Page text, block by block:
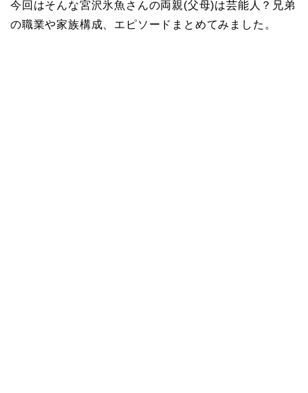
今回はそんな宮沢氷魚さんの両親(父母)は芸能人？兄弟
の職業や家族構成、エピソードまとめてみました。